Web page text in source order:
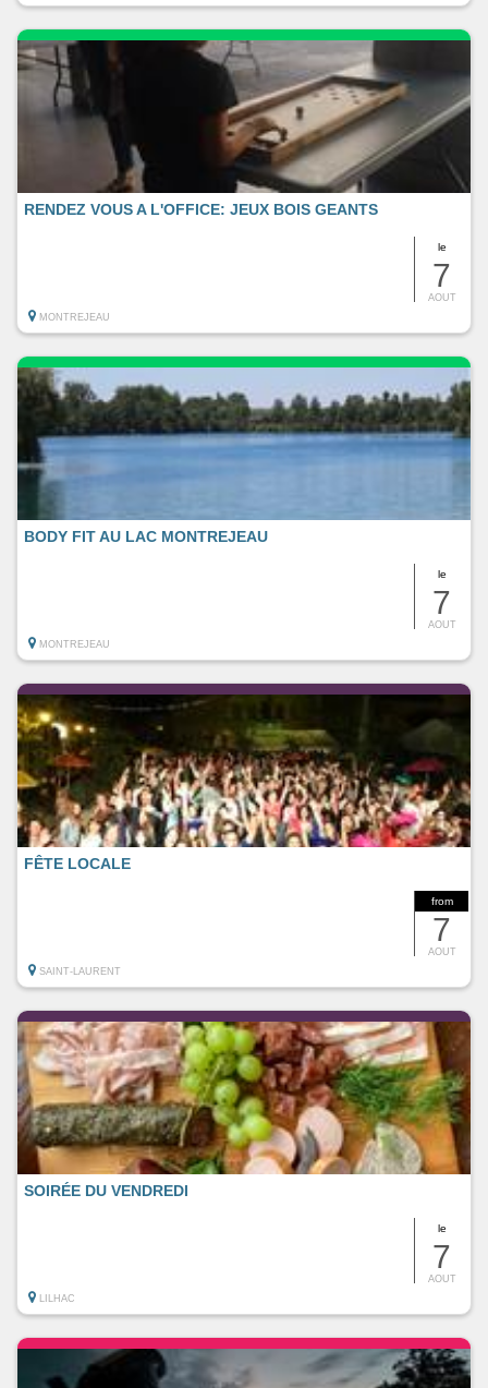
le
7
AOUT
RENDEZ VOUS A L'OFFICE: JEUX BOIS GEANTS
MONTREJEAU
le
7
AOUT
BODY FIT AU LAC MONTREJEAU
MONTREJEAU
from
7
AOUT
FÊTE LOCALE
SAINT-LAURENT
le
7
AOUT
SOIRÉE DU VENDREDI
LILHAC